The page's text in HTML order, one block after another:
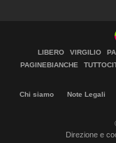
LIBERO VIRGILIO
PAGINEBIANCHE
Chi siamo Note Legali
Direzione e